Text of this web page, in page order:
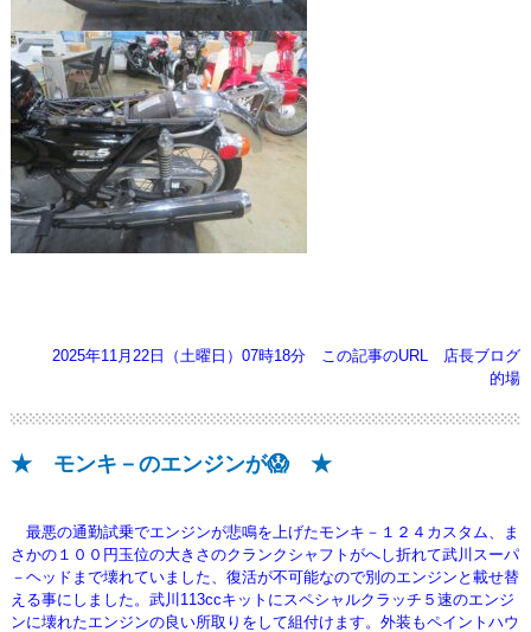
2025年11月22日（土曜日）07時18分 この記事のURL
店長ブログ
的場
★ モンキ－のエンジンが😱 ★
最悪の通勤試乗でエンジンが悲鳴を上げたモンキ－１２４カスタム、ま
さかの１００円玉位の大きさのクランクシャフトがへし折れて武川スーパ
－ヘッドまで壊れていました、復活が不可能なので別のエンジンと載せ替
える事にしました。武川113ccキットにスペシャルクラッチ５速のエンジ
ンに壊れたエンジンの良い所取りをして組付けます。外装もペイントハウ